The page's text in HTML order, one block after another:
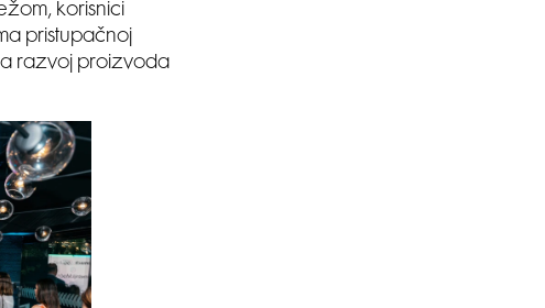
korisnici
pristupačnoj
razvoj proizvoda